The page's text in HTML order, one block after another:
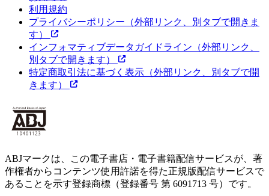
利用規約
プライバシーポリシー （外部リンク、別タブで開きま
す）
インフォマティブデータガイドライン （外部リンク、
別タブで開きます）
特定商取引法に基づく表示 （外部リンク、別タブで開
きます）
ABJマークは、この電子書店・電子書籍配信サービスが、著
作権者からコンテンツ使用許諾を得た正規版配信サービスで
あることを示す登録商標（登録番号 第 6091713 号）です。